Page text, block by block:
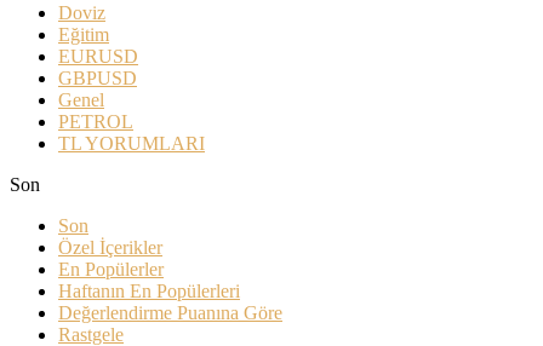
Doviz
Eğitim
EURUSD
GBPUSD
Genel
PETROL
TL YORUMLARI
Son
Son
Özel İçerikler
En Popülerler
Haftanın En Popülerleri
Değerlendirme Puanına Göre
Rastgele